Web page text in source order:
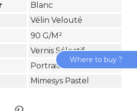
Blanc
Vélin Velouté
90 G/m²
Vernis Sélectif
Portrait
Mimesys Pastel
Where to buy ?